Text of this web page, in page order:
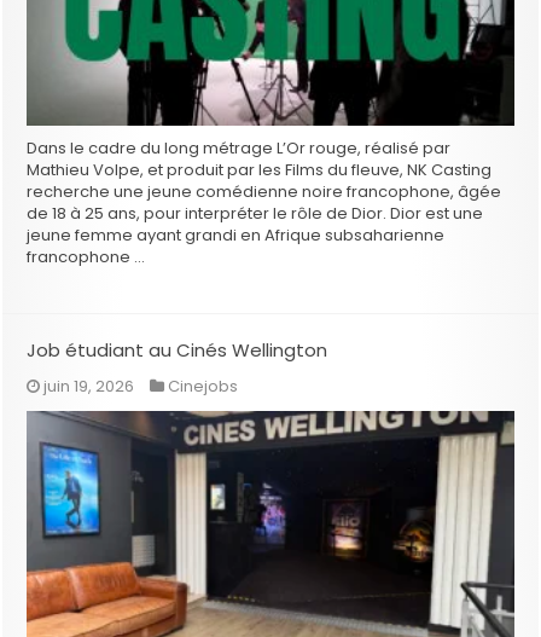
Dans le cadre du long métrage L’Or rouge, réalisé par
Mathieu Volpe, et produit par les Films du fleuve, NK Casting
recherche une jeune comédienne noire francophone, âgée
de 18 à 25 ans, pour interpréter le rôle de Dior. Dior est une
jeune femme ayant grandi en Afrique subsaharienne
francophone …
Job étudiant au Cinés Wellington
juin 19, 2026 Cinejobs